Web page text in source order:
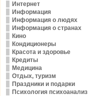
Интернет
Информация
Информация о людях
Информация о странах
Кино
Кондиционеры
Красота и здоровье
Кредиты
Медицина
Отдых, туризм
Праздники и подарки
Психология психоанализ